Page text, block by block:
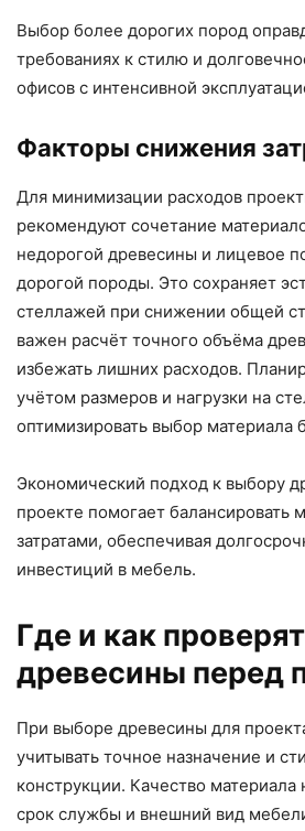
Выбор более дорогих пород
требованиях к стилю и
офисов с интенсивной
Факторы снижения
Для минимизации расходов
рекомендуют сочетание
недорогой древесины и лицевое
дорогой породы. Это сохраняет
стеллажей при снижении общей
важен расчёт точного объёма
избежать лишних расходов.
учётом размеров и нагрузки на
оптимизировать выбор материала
Экономический подход к выбору
проекте помогает балансировать
затратами, обеспечивая
инвестиций в мебель.
Где и как
древесины перед
При выборе древесины для
учитывать точное назначение и
конструкции. Качество
срок службы и внешний вид